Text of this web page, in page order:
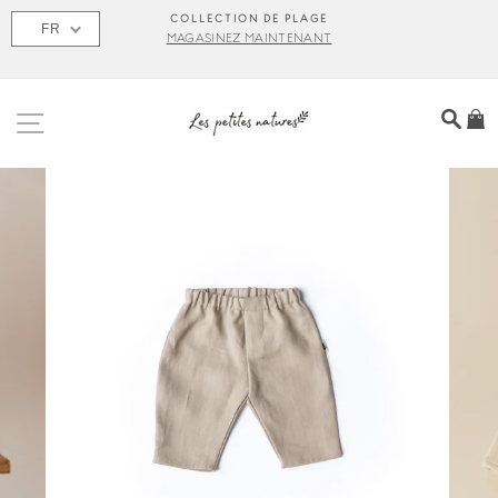
Passer
COLLECTION DE PLAGE
MAGASINEZ MAINTENANT
FR